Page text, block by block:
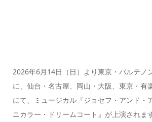
2026年6月14日（日）より東京・パルテノ
に、仙台・名古屋、岡山・大阪、東京・有
にて、ミュージカル『ジョセフ・アンド・
ニカラー・ドリームコート』が上演されます